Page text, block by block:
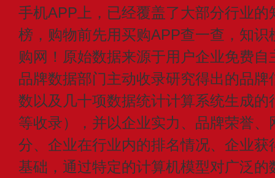
手机APP上，已经覆盖了大部分行业
榜，购物前先用买购APP查一查，知
购网！原始数据来源于用户企业免费
品牌数据部门主动收录研究得出的品
数以及几十项数据统计计算系统生成
等收录），并以企业实力、品牌荣誉
分、企业在行业内的排名情况、企业
基础，通过特定的计算机模型对广泛